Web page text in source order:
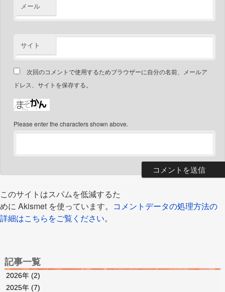
メール
サイト
次回のコメントで使用するためブラウザーに自分の名前、メールア
ドレス、サイトを保存する。
Please enter the characters shown above.
このサイトはスパムを低減するた
めに Akismet を使っています。 コメントデータの処理方法の
詳細はこちらをご覧ください。
記事一覧
2026年 (2)
2025年 (7)